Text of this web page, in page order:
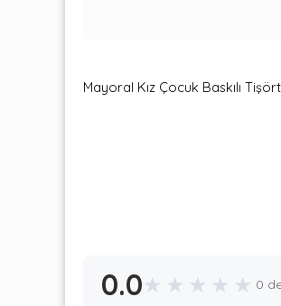
Mayoral Kız Çocuk Baskılı
0.0★ ★ ★ ★ ★ 0